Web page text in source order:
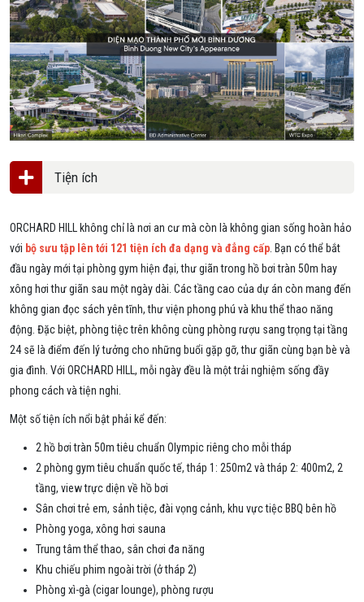
Tiện ích
ORCHARD HILL không chỉ là nơi an cư mà còn là không gian sống hoàn hảo
với bộ sưu tập lên tới 121 tiện ích đa dạng và đẳng cấp . Bạn có thể bắt
đầu ngày mới tại phòng gym hiện đại, thư giãn trong hồ bơi tràn 50m hay
xông hơi thư giãn sau một ngày dài. Các tầng cao của dự án còn mang đến
không gian đọc sách yên tĩnh, thư viện phong phú và khu thể thao năng
động. Đặc biệt, phòng tiệc trên không cùng phòng rượu sang trọng tại tầng
24 sẽ là điểm đến lý tưởng cho những buổi gặp gỡ, thư giãn cùng bạn bè và
gia đình. Với ORCHARD HILL, mỗi ngày đều là một trải nghiệm sống đầy
phong cách và tiện nghi.
Một số tiện ích nổi bật phải kể đến:
2 hồ bơi tràn 50m tiêu chuẩn Olympic riêng cho mỗi tháp
2 phòng gym tiêu chuẩn quốc tế, tháp 1: 250m2 và tháp 2: 400m2, 2
tầng, view trực diện về hồ bơi
Sân chơi trẻ em, sảnh tiệc, đài vọng cảnh, khu vực tiệc BBQ bên hồ
Phòng yoga, xông hơi sauna
Trung tâm thể thao, sân chơi đa năng
Khu chiếu phim ngoài trời (ở tháp 2)
Phòng xì-gà (cigar lounge), phòng rượu